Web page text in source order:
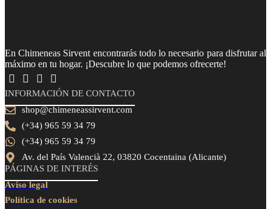
En Chimeneas Sirvent encontrarás todo lo necesario para disfrutar al
máximo en tu hogar. ¡Descubre lo que podemos ofrecerte!
INFORMACIÓN DE CONTACTO
shop@chimeneassirvent.com
(+34) 965 59 34 79
(+34) 965 59 34 79
Av. del País Valencià 22, 03820 Cocentaina (Alicante)
PÁGINAS DE INTERÉS
Aviso legal
Política de cookies